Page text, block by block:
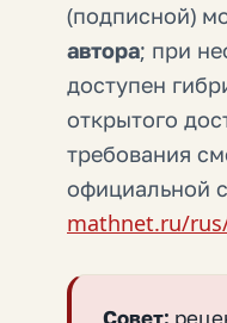
(подписной)
автора; при
доступен
открытого
требования
официальной
mathnet.ru/